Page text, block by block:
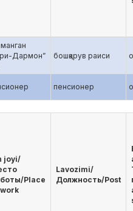
Дармон”
бошқарув раиси
пенсионер
joyi/
Place
Lavozimi/
Должность/Post